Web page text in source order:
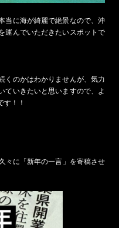
当に海が綺麗で絶景なので、沖
運んでいただきたいスポットで
くのかはわかりませんが、気力
ていきたいと思いますので、よ
す！！
々に「新年の一言」を寄稿させ